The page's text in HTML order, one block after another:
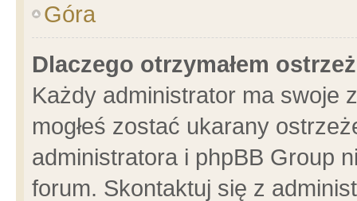
Góra
Dlaczego otrzymałem
Każdy administrator ma swoje
mogłeś zostać ukarany
administratora i phpBB Group
forum. Skontaktuj się z